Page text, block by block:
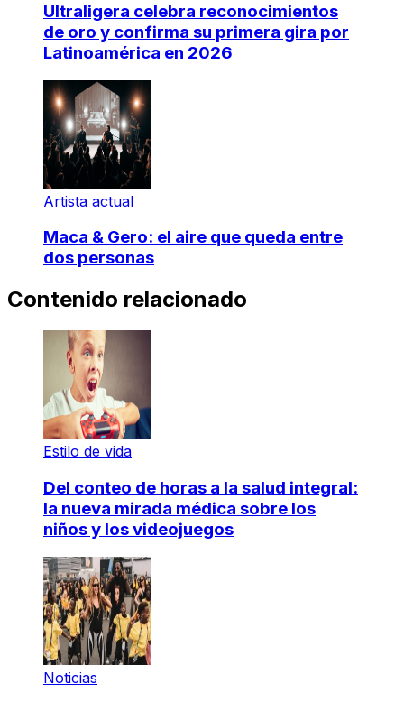
Ultraligera celebra reconocimientos
de oro y confirma su primera gira por
Latinoamérica en 2026
Artista actual
Maca & Gero: el aire que queda entre
dos personas
Contenido relacionado
Estilo de vida
Del conteo de horas a la salud integral:
la nueva mirada médica sobre los
niños y los videojuegos
Noticias